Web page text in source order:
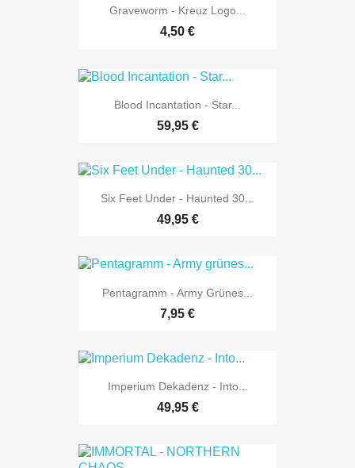
Graveworm - Kreuz Logo...
4,50 €
Blood Incantation - Star...
59,95 €
Six Feet Under - Haunted 30...
49,95 €
Pentagramm - Army Grünes...
7,95 €
Imperium Dekadenz - Into...
49,95 €